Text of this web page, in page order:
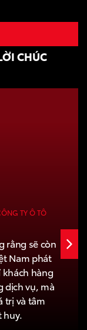
CHÚC
TY Ô TÔ
rằng sẽ còn
Nam phát
hàng
dịch vụ, mà
trị và tâm
huy.